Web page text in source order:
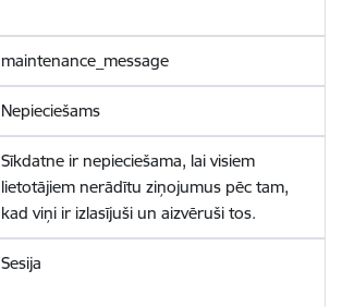
maintenance_message
Nepieciešams
Sīkdatne ir nepieciešama, lai visiem
lietotājiem nerādītu ziņojumus pēc tam,
kad viņi ir izlasījuši un aizvēruši tos.
Sesija